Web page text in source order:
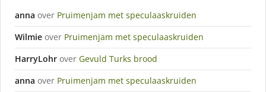
anna over Pruimenjam met speculaaskruiden
Wilmie over Pruimenjam met speculaaskruiden
HarryLohr over Gevuld Turks brood
anna over Pruimenjam met speculaaskruiden